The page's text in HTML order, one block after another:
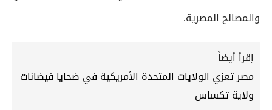
والمصالح المصرية.
إقرأ أيضاً
مصر تعزي الولايات المتحدة الأمريكية في ضحايا فيضانات
ولاية تكساس